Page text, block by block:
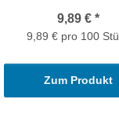
9,89 € *
9,89 € pro 100
Zum Produkt